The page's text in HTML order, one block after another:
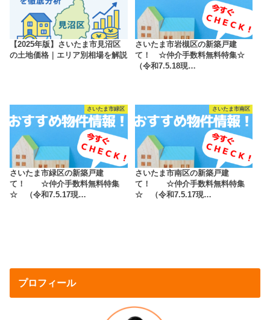
【2025年版】さいたま市見沼区
の土地価格｜エリア別相場を解説
さいたま市岩槻区の新築戸建
て！ ☆仲介手数料無料特集☆
（令和7.5.18現…
さいたま市緑区
さいたま市緑区の新築戸建
て！ ☆仲介手数料無料特集
☆ （令和7.5.17現…
さいたま市南区
さいたま市南区の新築戸建
て！ ☆仲介手数料無料特集
☆ （令和7.5.17現…
プロフィール